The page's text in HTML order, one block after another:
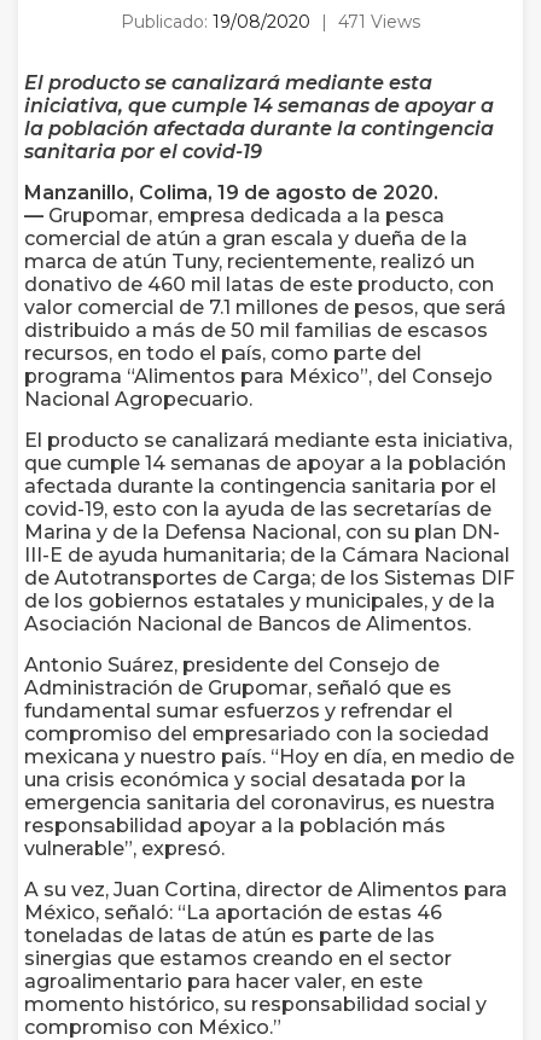
Publicado: 19/08/2020 | 471 Views
El producto se canalizará mediante esta
iniciativa, que cumple 14 semanas de apoyar a
la población afectada durante la contingencia
sanitaria por el covid-19
Manzanillo, Colima, 19 de agosto de 2020.
— Grupomar, empresa dedicada a la pesca
comercial de atún a gran escala y dueña de la
marca de atún Tuny, recientemente, realizó un
donativo de 460 mil latas de este producto, con
valor comercial de 7.1 millones de pesos, que será
distribuido a más de 50 mil familias de escasos
recursos, en todo el país, como parte del
programa “Alimentos para México”, del Consejo
Nacional Agropecuario.
El producto se canalizará mediante esta iniciativa,
que cumple 14 semanas de apoyar a la población
afectada durante la contingencia sanitaria por el
covid-19, esto con la ayuda de las secretarías de
Marina y de la Defensa Nacional, con su plan DN-
III-E de ayuda humanitaria; de la Cámara Nacional
de Autotransportes de Carga; de los Sistemas DIF
de los gobiernos estatales y municipales, y de la
Asociación Nacional de Bancos de Alimentos.
Antonio Suárez, presidente del Consejo de
Administración de Grupomar, señaló que es
fundamental sumar esfuerzos y refrendar el
compromiso del empresariado con la sociedad
mexicana y nuestro país. “Hoy en día, en medio de
una crisis económica y social desatada por la
emergencia sanitaria del coronavirus, es nuestra
responsabilidad apoyar a la población más
vulnerable”, expresó.
A su vez, Juan Cortina, director de Alimentos para
México, señaló: “La aportación de estas 46
toneladas de latas de atún es parte de las
sinergias que estamos creando en el sector
agroalimentario para hacer valer, en este
momento histórico, su responsabilidad social y
compromiso con México.”